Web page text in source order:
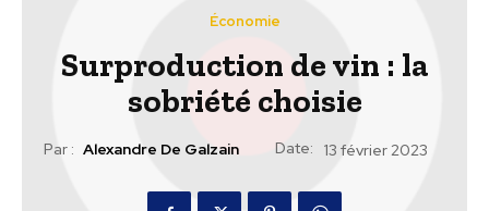
Économie
Surproduction de vin : la
sobriété choisie
Par : Alexandre De Galzain Date: 13 février 2023